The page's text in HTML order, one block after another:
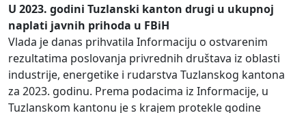
U 2023. godini Tuzlanski kanton drugi u ukupnoj
naplati javnih prihoda u FBiH
Vlada je danas prihvatila Informaciju o ostvarenim
rezultatima poslovanja privrednih društava iz oblasti
industrije, energetike i rudarstva Tuzlanskog kantona
za 2023. godinu. Prema podacima iz Informacije, u
Tuzlanskom kantonu je s krajem protekle godine